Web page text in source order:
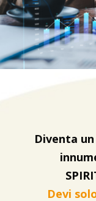
Diventa
Devi